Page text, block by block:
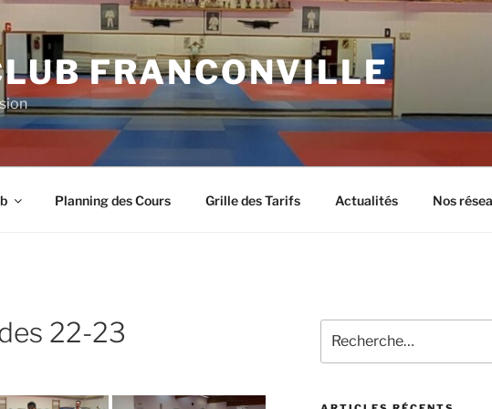
FRANCONVILLE
Planning des Cours Grille des Tarifs Actualités Nos
22-23
pour
: